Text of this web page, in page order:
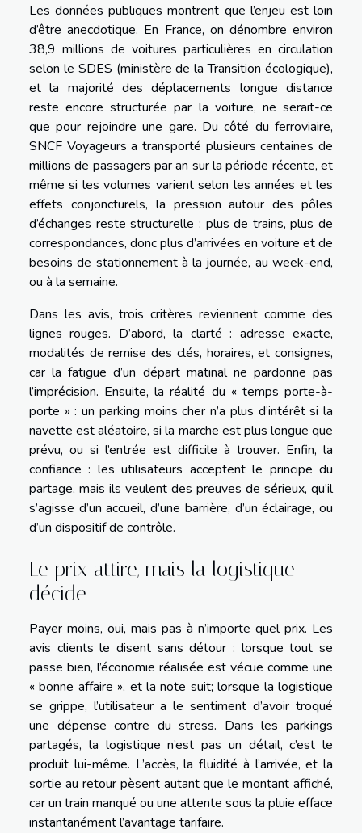
Les données publiques montrent que l’enjeu est loin
d’être anecdotique. En France, on dénombre environ
38,9 millions de voitures particulières en circulation
selon le SDES (ministère de la Transition écologique),
et la majorité des déplacements longue distance
reste encore structurée par la voiture, ne serait-ce
que pour rejoindre une gare. Du côté du ferroviaire,
SNCF Voyageurs a transporté plusieurs centaines de
millions de passagers par an sur la période récente, et
même si les volumes varient selon les années et les
effets conjoncturels, la pression autour des pôles
d’échanges reste structurelle : plus de trains, plus de
correspondances, donc plus d’arrivées en voiture et de
besoins de stationnement à la journée, au week-end,
ou à la semaine.
Dans les avis, trois critères reviennent comme des
lignes rouges. D’abord, la clarté : adresse exacte,
modalités de remise des clés, horaires, et consignes,
car la fatigue d’un départ matinal ne pardonne pas
l’imprécision. Ensuite, la réalité du « temps porte-à-
porte » : un parking moins cher n’a plus d’intérêt si la
navette est aléatoire, si la marche est plus longue que
prévu, ou si l’entrée est difficile à trouver. Enfin, la
confiance : les utilisateurs acceptent le principe du
partage, mais ils veulent des preuves de sérieux, qu’il
s’agisse d’un accueil, d’une barrière, d’un éclairage, ou
d’un dispositif de contrôle.
Le prix attire, mais la logistique
décide
Payer moins, oui, mais pas à n’importe quel prix. Les
avis clients le disent sans détour : lorsque tout se
passe bien, l’économie réalisée est vécue comme une
« bonne affaire », et la note suit; lorsque la logistique
se grippe, l’utilisateur a le sentiment d’avoir troqué
une dépense contre du stress. Dans les parkings
partagés, la logistique n’est pas un détail, c’est le
produit lui-même. L’accès, la fluidité à l’arrivée, et la
sortie au retour pèsent autant que le montant affiché,
car un train manqué ou une attente sous la pluie efface
instantanément l’avantage tarifaire.